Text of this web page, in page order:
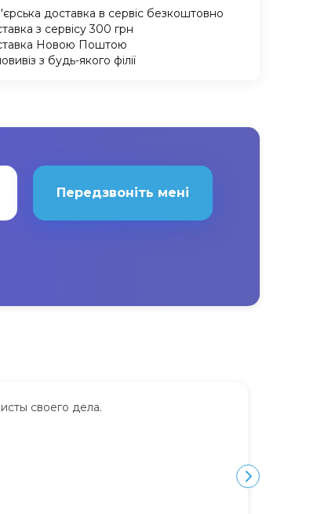
доставка в сервіс безкоштовно
з сервісу 300 грн
Новою Поштою
з будь-якого філії
Передзвоніть мені
своего дела.